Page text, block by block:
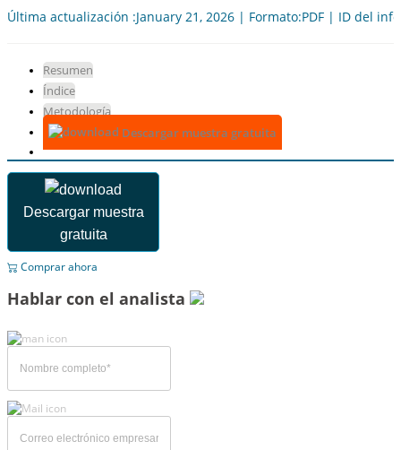
Última actualización :January 21, 2026 | Formato:PDF | ID del
Resumen
Índice
Metodología
Descargar muestra gratuita
Descargar muestra
gratuita
Comprar ahora
Hablar con el analista